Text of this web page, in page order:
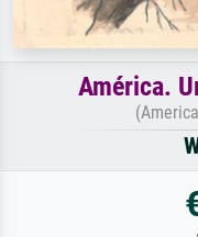
América.